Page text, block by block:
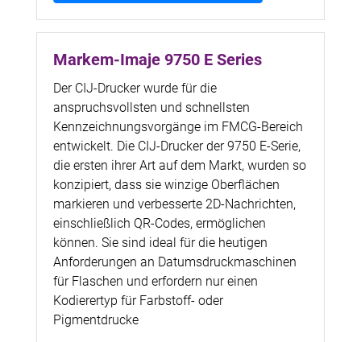
Markem-Imaje 9750 E Series
Der CIJ-Drucker wurde für die
anspruchsvollsten und schnellsten
Kennzeichnungsvorgänge im FMCG-Bereich
entwickelt. Die CIJ-Drucker der 9750 E-Serie,
die ersten ihrer Art auf dem Markt, wurden so
konzipiert, dass sie winzige Oberflächen
markieren und verbesserte 2D-Nachrichten,
einschließlich QR-Codes, ermöglichen
können. Sie sind ideal für die heutigen
Anforderungen an Datumsdruckmaschinen
für Flaschen und erfordern nur einen
Kodierertyp für Farbstoff- oder
Pigmentdrucke